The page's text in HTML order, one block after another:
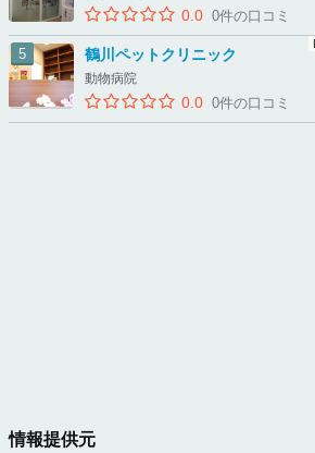
0.0 0件の口コミ
鶴川ペットクリニック
動物病院
0.0 0件の口コミ
情報提供元